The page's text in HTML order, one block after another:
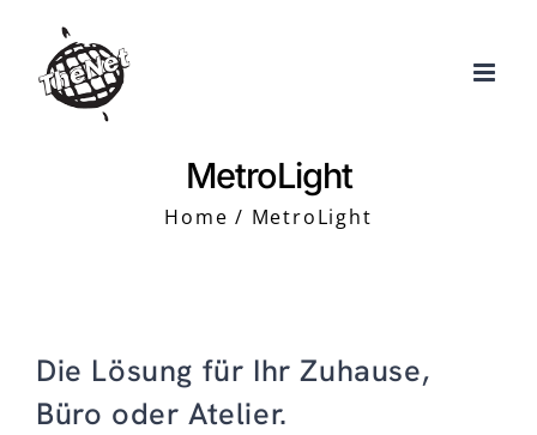
content
MetroLight
Home MetroLight
Die Lösung für Ihr Zuhause,
Büro oder Atelier.